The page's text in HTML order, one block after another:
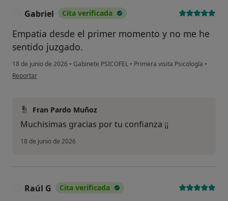
Gabriel Cita verificada
Empatia desde el primer momento y no me he
sentido juzgado.
18 de junio de 2026 • Gabinete PSICOFEL • Primera visita Psicología •
en opinión del usuario Gabriel
Reportar
Fran Pardo Muñoz
Muchisimas gracias por tu confianza ¡¡
18 de junio de 2026
Raúl G Cita verificada